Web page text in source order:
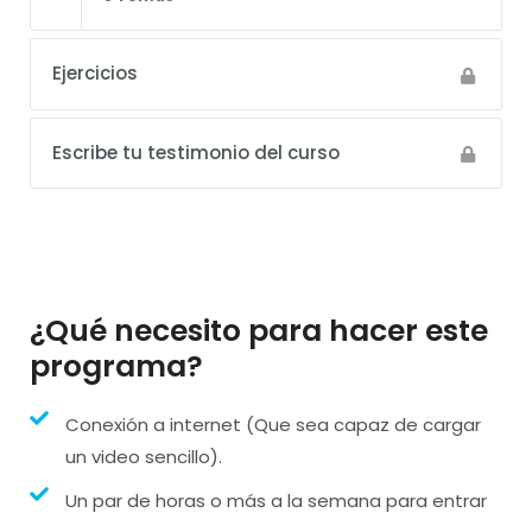
Ejercicios
Escribe tu testimonio del curso
¿Qué necesito para hacer este
programa?
Conexión a internet (Que sea capaz de cargar
un video sencillo).
Un par de horas o más a la semana para entrar